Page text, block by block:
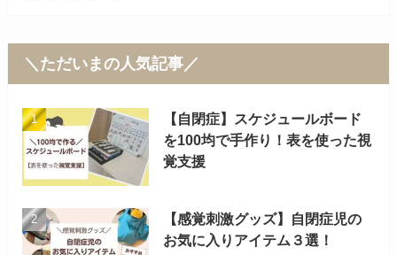
＼ただいまの人気記事／
【自閉症】スケジュールボード
を100均で手作り！表を使った視
覚支援
【感覚刺激グッズ】自閉症児の
お気に入りアイテム３選！